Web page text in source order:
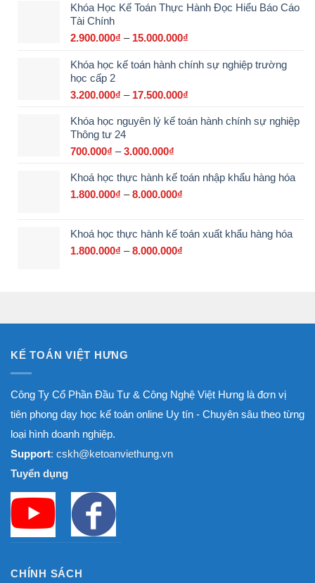
Khóa Học Kế Toán Thực Hành Đọc Hiểu Báo Cáo
Tài Chính
2.900.000₫ – 15.000.000₫
từ
Khóa học kế toán hành chính sự nghiệp trường
học cấp 2
3.200.000₫ – 17.500.000₫
từ
Khóa học nguyên lý kế toán hành chính sự nghiệp
Thông tư 24
700.000₫ – 3.000.000₫
từ
700.000₫
Khoá học thực hành kế toán nhập khẩu hàng hóa
1.800.000₫ – 8.000.000₫
1.800.000₫
Khoá học thực hành kế toán xuất khẩu hàng hóa
1.800.000₫ – 8.000.000₫
KẾ TOÁN VIỆT HƯNG
Công Ty Cổ Phần Đầu Tư & Công Nghệ Việt Hưng là đơn vị
tiên phong dạy học kế toán online Uy tín - Chuyên sâu theo từng
loại hình doanh nghiệp.
Support: cskh@ketoanviethung.vn
Tuyển dụng
CHÍNH SÁCH